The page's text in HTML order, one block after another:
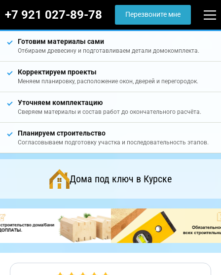
+7 921 027-89-78 Перезвоните мне
Готовим материалы сами
Отбираем древесину и подготавливаем детали домокомплекта.
Корректируем проекты
Меняем планировку, расположение окон, дверей и перегородок.
Уточняем комплектацию
Сверяем материалы и состав работ до окончательного расчёта.
Планируем строительство
Согласовываем подготовку участка и последовательность этапов.
Дома под ключ в Курске